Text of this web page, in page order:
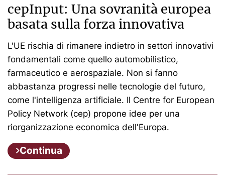
cepInput: Una sovranità europea
basata sulla forza innovativa
L'UE rischia di rimanere indietro in settori innovativi
fondamentali come quello automobilistico,
farmaceutico e aerospaziale. Non si fanno
abbastanza progressi nelle tecnologie del futuro,
come l'intelligenza artificiale. Il Centre for European
Policy Network (cep) propone idee per una
riorganizzazione economica dell'Europa.
Continua